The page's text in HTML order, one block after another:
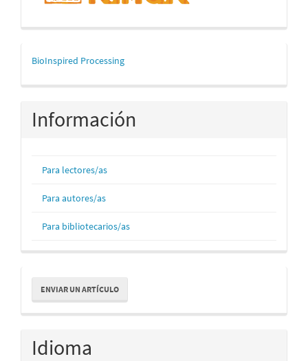
mascerca
BioInspired Processing
Información
Para lectores/as
Para autores/as
Para bibliotecarios/as
Enviar
un
artículo
ENVIAR UN ARTÍCULO
Idioma